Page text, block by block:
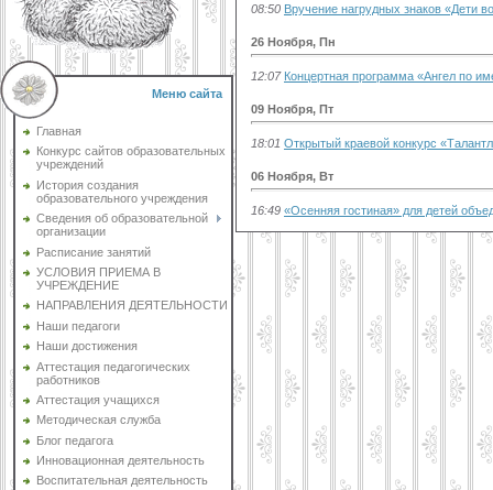
Меню сайта
Главная
Конкурс сайтов образовательных
учреждений
История создания
образовательного учреждения
Сведения об образовательной
организации
Расписание занятий
УСЛОВИЯ ПРИЕМА В
УЧРЕЖДЕНИЕ
НАПРАВЛЕНИЯ ДЕЯТЕЛЬНОСТИ
Наши педагоги
Наши достижения
Аттестация педагогических
работников
Аттестация учащихся
Методическая служба
Блог педагога
Инновационная деятельность
Воспитательная деятельность
08:50 Вручение нагрудных знаков «Дети
26 Ноября, Пн
12:07 Концертная программа «Ангел по
09 Ноября, Пт
18:01 Открытый краевой конкурс
06 Ноября, Вт
16:49 «Осенняя гостиная» для детей